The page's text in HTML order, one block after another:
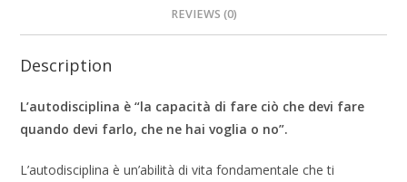
REVIEWS (0)
Description
L’autodisciplina è “la capacità di fare ciò che devi fare
quando devi farlo, che ne hai voglia o no”.
L’autodisciplina è un’abilità di vita fondamentale che ti